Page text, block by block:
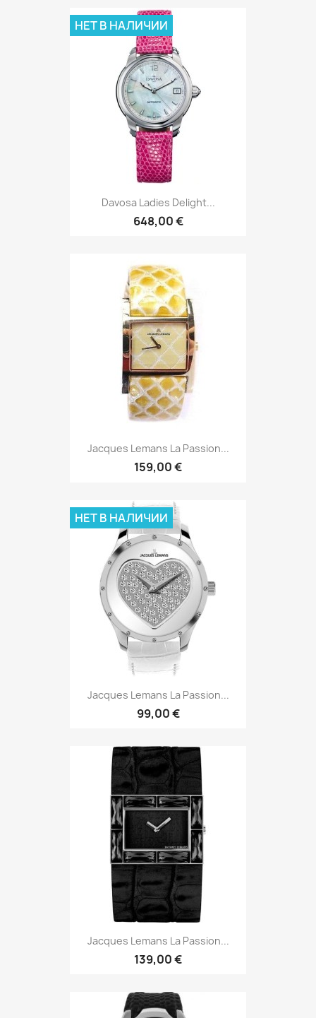
Davosa Ladies Delight...
648,00 €
НЕТ В НАЛИЧИИ
Jacques Lemans La Passion...
159,00 €
Jacques Lemans La Passion...
99,00 €
НЕТ В НАЛИЧИИ
Jacques Lemans La Passion...
139,00 €